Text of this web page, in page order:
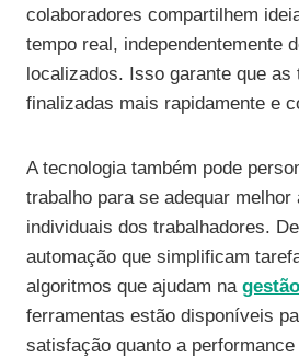
colaboradores compartilhem
tempo real, independentemente
localizados. Isso garante que as
finalizadas mais rapidamente e
A tecnologia também pode
trabalho para se adequar melhor
individuais dos trabalhadores.
automação que simplificam
algoritmos que ajudam na
ferramentas estão disponíveis
satisfação quanto a